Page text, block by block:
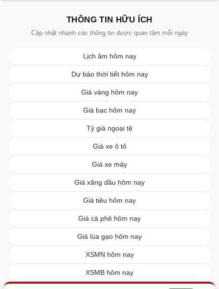
THÔNG TIN HỮU ÍCH
Cập nhật nhanh các thông tin được quan tâm mỗi ngày
Lịch âm hôm nay
Dự báo thời tiết hôm nay
Giá vàng hôm nay
Giá bạc hôm nay
Tỷ giá ngoại tệ
Giá xe ô tô
Giá xe máy
Giá xăng dầu hôm nay
Giá tiêu hôm nay
Giá cà phê hôm nay
Giá lúa gạo hôm nay
XSMN hôm nay
XSMB hôm nay